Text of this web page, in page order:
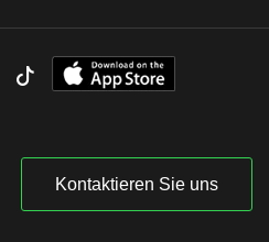
Kontaktieren Sie uns